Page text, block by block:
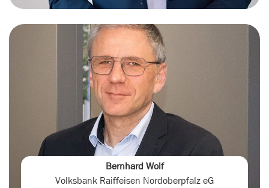
Bernhard Wolf
Volksbank Raiffeisen Nordoberpfalz eG